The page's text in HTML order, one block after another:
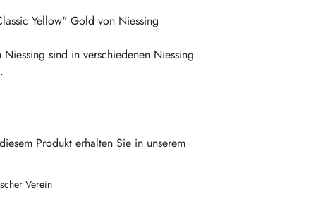
Yellow" Gold von Niessing
Niessing sind in verschiedenen Niessing
Produkt erhalten Sie in unserem
Verein